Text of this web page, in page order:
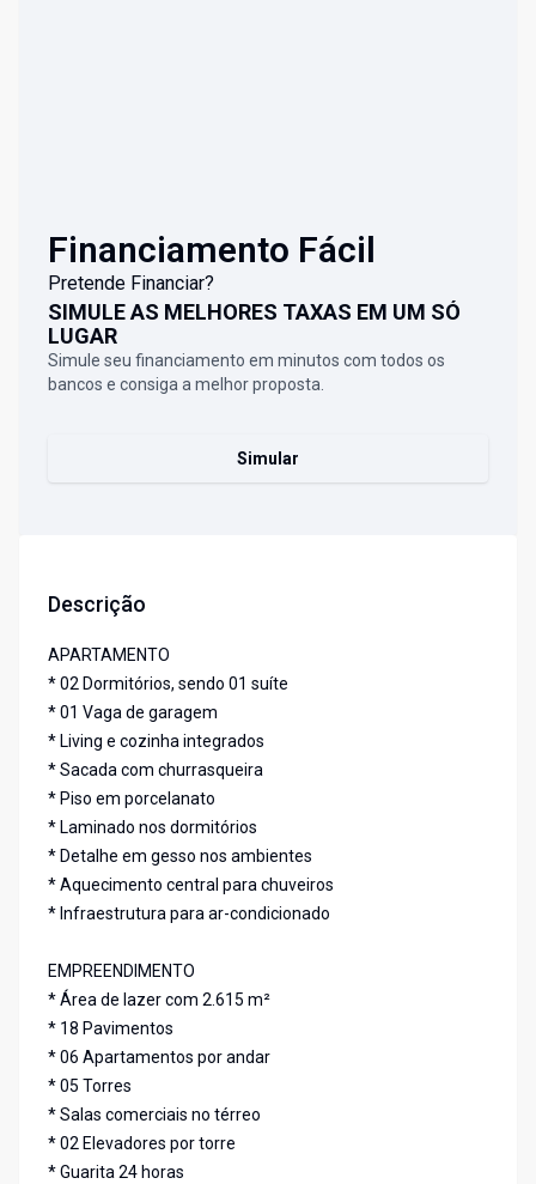
Financiamento Fácil
Pretende Financiar?
SIMULE AS MELHORES TAXAS EM UM SÓ
LUGAR
Simule seu financiamento em minutos com todos os
bancos e consiga a melhor proposta.
Simular
Descrição
APARTAMENTO
* 02 Dormitórios, sendo 01 suíte
* 01 Vaga de garagem
* Living e cozinha integrados
* Sacada com churrasqueira
* Piso em porcelanato
* Laminado nos dormitórios
* Detalhe em gesso nos ambientes
* Aquecimento central para chuveiros
* Infraestrutura para ar-condicionado
EMPREENDIMENTO
* Área de lazer com 2.615 m²
* 18 Pavimentos
* 06 Apartamentos por andar
* 05 Torres
* Salas comerciais no térreo
* 02 Elevadores por torre
* Guarita 24 horas